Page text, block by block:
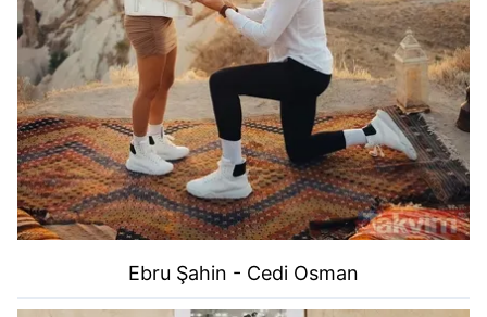
Ebru Şahin - Cedi Osman